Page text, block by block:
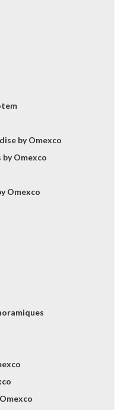
by Omexco
Omexco
Omexco